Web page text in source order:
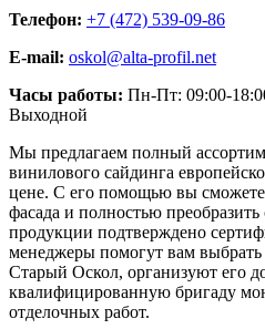
Телефон: +7 (472) 539-09-86
E-mail: oskol@alta-profil.net
Часы работы: Пн-Пт: 09:00-
Выходной
Мы предлагаем полный
винилового сайдинга
цене. С его помощью вы сможете
фасада и полностью
продукции подтверждено
менеджеры помогут вам выбрать
Старый Оскол, организуют его
квалифицированную бригаду
отделочных работ.